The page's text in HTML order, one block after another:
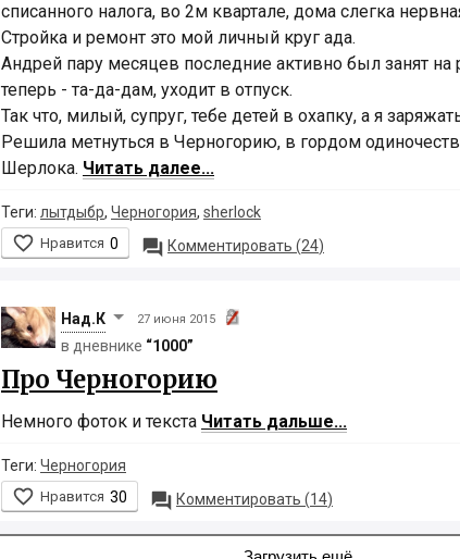
списанного налога, во 2м квартале, дома слегка
Стройка и ремонт это мой личный круг ада.
Андрей пару месяцев последние активно был занят на
теперь - та-да-дам, уходит в отпуск.
Так что, милый, супруг, тебе детей в охапку, а я
Решила метнуться в Черногорию, в гордом
Шерлока. Читать далее...
Теги: лытдыбр, Черногория, sherlock
 Нравится 0  Комментировать (24)
Над.К 27 июня 2015
в дневнике “1000”
Про Черногорию
Немного фоток и текста Читать дальше...
Теги: Черногория
 Нравится 30  Комментировать (14)